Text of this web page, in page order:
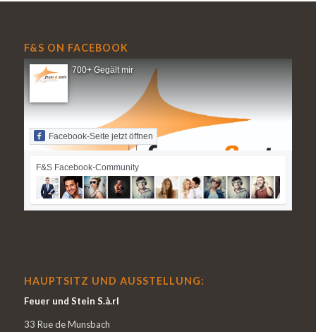
F&S ON FACEBOOK
700+ Gegält mir
Facebook-Seite jetzt öffnen
F&S Facebook-Community
HAUPTSITZ UND AUSSTELLUNG:
Feuer und Stein S.à.rl
33 Rue de Munsbach